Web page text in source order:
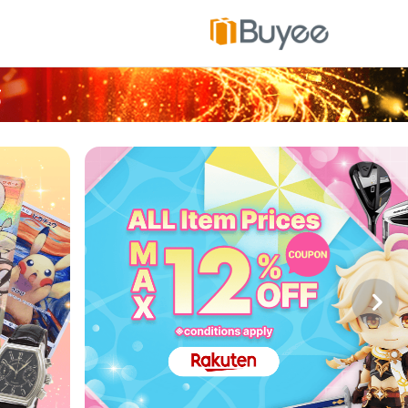
خ
ط
ى
ى
ا
ل
م
ت
و
ى